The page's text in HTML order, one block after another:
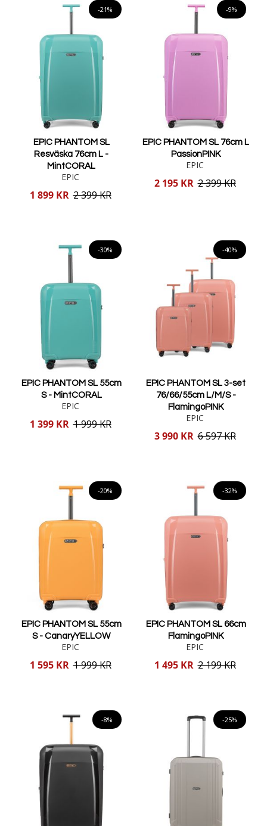
-21%
EPIC PHANTOM SL
Resväska 76cm L -
MintCORAL
EPIC
Reducerat
1 899 KR 2 399 KR
-9%
EPIC PHANTOM SL 76cm L
PassionPINK
EPIC
Reducerat
2 195 KR 2 399 KR
-30%
EPIC PHANTOM SL 55cm
S - MintCORAL
EPIC
Reducerat
1 399 KR 1 999 KR
-40%
EPIC PHANTOM SL 3-set
76/66/55cm L/M/S -
FlamingoPINK
EPIC
Reducerat
3 990 KR 6 597 KR
-20%
EPIC PHANTOM SL 55cm
S - CanaryYELLOW
EPIC
Reducerat
1 595 KR 1 999 KR
-32%
EPIC PHANTOM SL 66cm
FlamingoPINK
EPIC
Reducerat
1 495 KR 2 199 KR
-8% -25%